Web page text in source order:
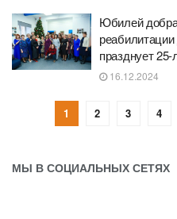
Юбилей
празднует 25-
16.12.2024
1 2 3 4
МЫ В СОЦИАЛЬНЫХ СЕТЯХ